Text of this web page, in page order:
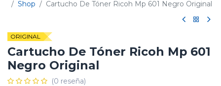
Shop Cartucho De Tóner Ricoh Mp 601 Negro Original
ORIGINAL
Cartucho De Tóner Ricoh Mp 601
Negro Original
(0 reseña)